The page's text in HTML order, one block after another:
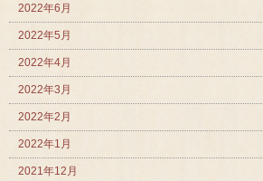
2022年6月
2022年5月
2022年4月
2022年3月
2022年2月
2022年1月
2021年12月